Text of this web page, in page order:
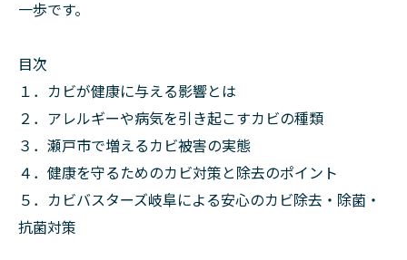
一歩です。
目次
１．カビが健康に与える影響とは
２．アレルギーや病気を引き起こすカビの種類
３．瀬戸市で増えるカビ被害の実態
４．健康を守るためのカビ対策と除去のポイント
５．カビバスターズ岐阜による安心のカビ除去・除菌・
抗菌対策